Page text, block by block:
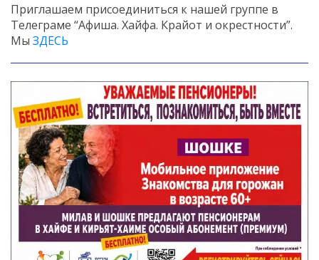
Приглашаем присоединиться к нашей группе в
Телеграме “Афиша. Хайфа. Крайот и окрестности”.
Мы ЗДЕСЬ